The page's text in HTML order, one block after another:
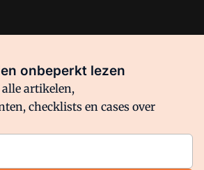
VMN media. Lees inons manifestwaar
Op gebruik van deze site zijn de
onbeperkt lezen
artikelen,
checklists en cases over